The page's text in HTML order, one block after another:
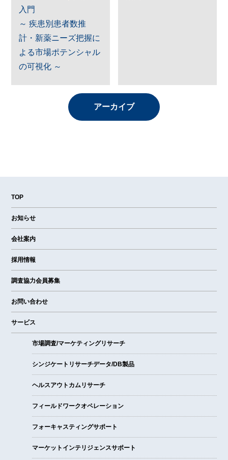
入門
～ 疾患別患者数推
計・新薬ニーズ把握に
よる市場ポテンシャル
の可視化 ～
アーカイブ
TOP
お知らせ
会社案内
採用情報
調査協力会員募集
お問い合わせ
サービス
市場調査/マーケティングリサーチ
シンジケートリサーチデータ/DB製品
ヘルスアウトカムリサーチ
フィールドワークオペレーション
フォーキャスティングサポート
マーケットインテリジェンスサポート